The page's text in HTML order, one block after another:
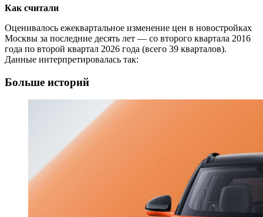
Как считали
Оценивалось ежеквартальное изменение цен в новостройках
Москвы за последние десять лет — со второго квартала 2016
года по второй квартал 2026 года (всего 39 кварталов).
Данные интерпретировалась так:
Больше историй